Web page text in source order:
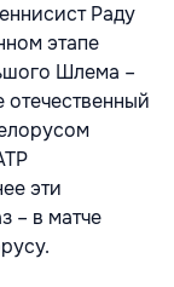
Раду
этапе
Шлема –
эти
– в матче